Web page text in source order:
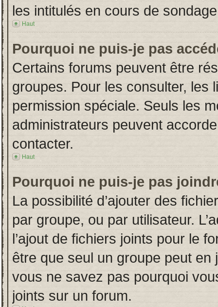
les intitulés en cours de
Haut
Pourquoi ne puis-je pas
Certains forums peuvent être
groupes. Pour les consulter, les
permission spéciale. Seuls les
administrateurs peuvent
contacter.
Haut
Pourquoi ne puis-je pas
La possibilité d’ajouter des
par groupe, ou par utilisateur.
l’ajout de fichiers joints pour le
être que seul un groupe peut en
vous ne savez pas pourquoi
joints sur un forum.